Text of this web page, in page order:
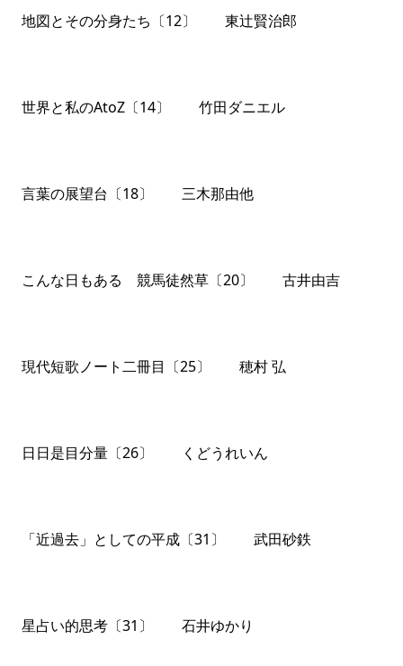
地図とその分身たち〔12〕 東辻賢治郎
世界と私のAtoZ〔14〕 竹田ダニエル
言葉の展望台〔18〕 三木那由他
こんな日もある 競馬徒然草〔20〕 古井由吉
現代短歌ノート二冊目〔25〕 穂村 弘
日日是目分量〔26〕 くどうれいん
「近過去」としての平成〔31〕 武田砂鉄
星占い的思考〔31〕 石井ゆかり